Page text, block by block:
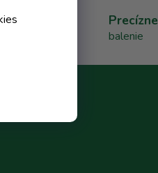
Precízne
balenie